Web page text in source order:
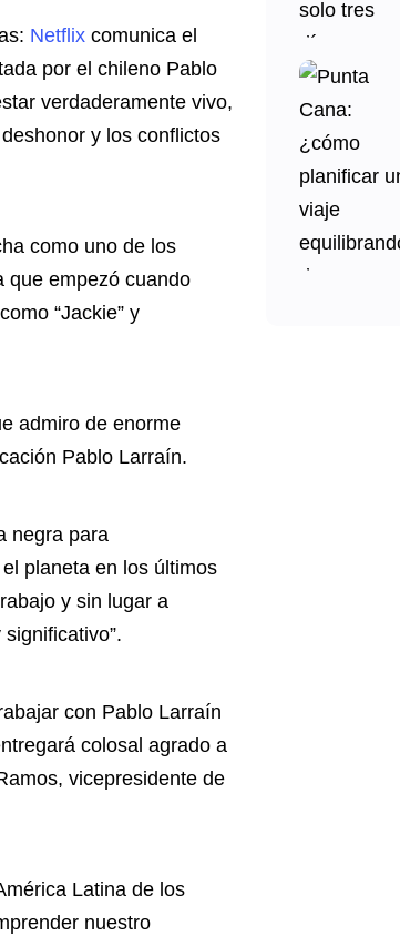
Netflix comunica el
por el chileno Pablo
verdaderamente vivo,
y los conflictos
como uno de los
que empezó cuando
“Jackie” y
admiro de enorme
Pablo Larraín.
negra para
planeta en los últimos
y sin lugar a
con Pablo Larraín
colosal agrado a
vicepresidente de
Latina de los
nuestro